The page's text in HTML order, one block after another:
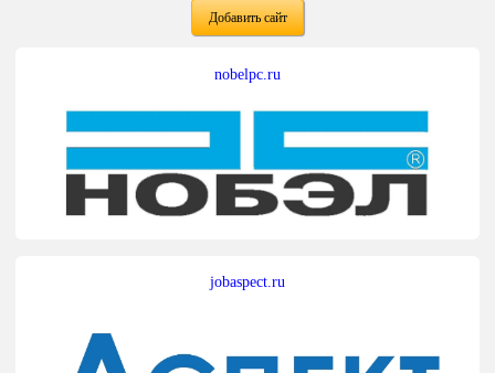
Добавить сайт
nobelpc.ru
jobaspect.ru